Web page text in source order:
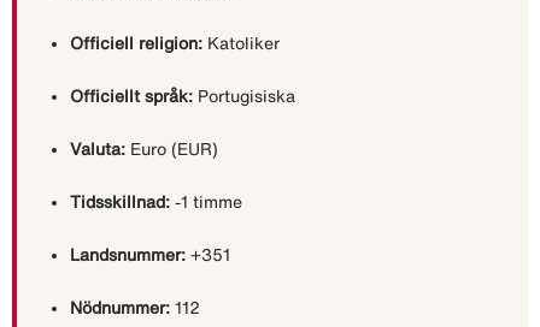
Officiell religion: Katoliker
Officiellt språk: Portugisiska
Valuta: Euro (EUR)
Tidsskillnad: -1 timme
Landsnummer: +351
Nödnummer: 112